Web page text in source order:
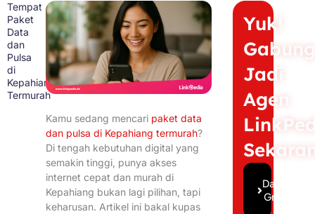
Tempat
Paket
Data
dan
Pulsa
di
Kepahiang
Termurah
Kamu sedang mencari paket data
dan pulsa di Kepahiang termurah?
Di tengah kebutuhan digital yang
semakin tinggi, punya akses
internet cepat dan murah di
Kepahiang bukan lagi pilihan, tapi
keharusan. Artikel ini bakal kupas
Yuk!
Jadi
Agen
Daftar
Gratis